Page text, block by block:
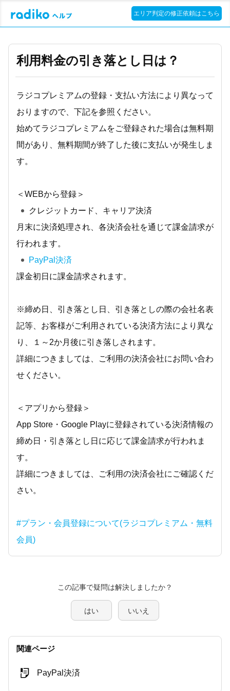
エリア判定の修正依頼はこちら
利用料金の引き落とし日は？
ラジコプレミアムの登録・支払い方法により異なって
おりますので、下記を参照ください。
始めてラジコプレミアムをご登録された場合は無料期
間があり、無料期間が終了した後に支払いが発生しま
す。
＜WEBから登録＞
クレジットカード、キャリア決済
月末に決済処理され、各決済会社を通じて課金請求が
行われます。
PayPal決済
課金初日に課金請求されます。
※締め日、引き落とし日、引き落としの際の会社名表
記等、お客様がご利用されている決済方法により異な
り、１～2か月後に引き落しされます。
詳細につきましては、ご利用の決済会社にお問い合わ
せください。
＜アプリから登録＞
App Store・Google Playに登録されている決済情報の
締め日・引き落とし日に応じて課金請求が行われま
す。
詳細につきましては、ご利用の決済会社にご確認くだ
さい。
#プラン・会員登録について(ラジコプレミアム・無料
会員)
この記事で疑問は解決しましたか？
はい いいえ
関連ページ
PayPal決済